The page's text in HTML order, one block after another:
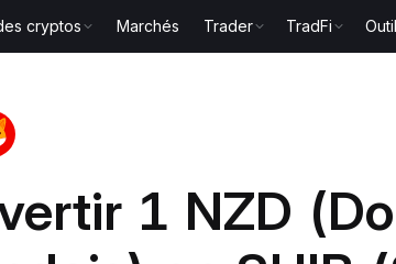
cryptos Marchés Trader TradFi
1 NZD